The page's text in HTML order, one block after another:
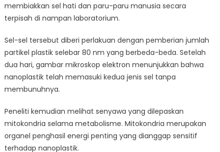
membiakkan sel hati dan paru-paru manusia secara
terpisah di nampan laboratorium.
Sel-sel tersebut diberi perlakuan dengan pemberian jumlah
partikel plastik selebar 80 nm yang berbeda-beda. Setelah
dua hari, gambar mikroskop elektron menunjukkan bahwa
nanoplastik telah memasuki kedua jenis sel tanpa
membunuhnya.
Peneliti kemudian melihat senyawa yang dilepaskan
mitokondria selama metabolisme. Mitokondria merupakan
organel penghasil energi penting yang dianggap sensitif
terhadap nanoplastik.